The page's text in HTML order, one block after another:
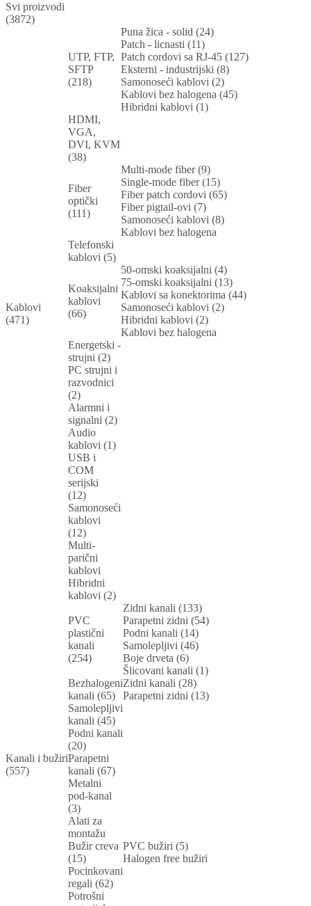
Svi proizvodi
(3872)
Kablovi
(471)
UTP, FTP,
SFTP
(218)
Puna žica - solid (24)
Patch - licnasti (11)
Patch cordovi sa RJ-45 (127)
Eksterni - industrijski (8)
Samonoseći kablovi (2)
Kablovi bez halogena (45)
Hibridni kablovi (1)
HDMI,
VGA,
DVI, KVM
(38)
Fiber
optički
(111)
Multi-mode fiber (9)
Single-mode fiber (15)
Fiber patch cordovi (65)
Fiber pigtail-ovi (7)
Samonoseći kablovi (8)
Kablovi bez halogena
Telefonski
kablovi (5)
Koaksijalni
kablovi
(66)
50-omski koaksijalni (4)
75-omski koaksijalni (13)
Kablovi sa konektorima (44)
Samonoseći kablovi (2)
Hibridni kablovi (2)
Kablovi bez halogena
Energetski -
strujni (2)
PC strujni i
razvodnici
(2)
Alarmni i
signalni (2)
Audio
kablovi (1)
USB i
COM
serijski
(12)
Samonoseći
kablovi
(12)
Multi-
parični
kablovi
Hibridni
kablovi (2)
Kanali i bužiri
(557)
PVC
plastični
kanali
(254)
Zidni kanali (133)
Parapetni zidni (54)
Podni kanali (14)
Samolepljivi (46)
Boje drveta (6)
Šlicovani kanali (1)
Bezhalogeni
kanali (65)
Zidni kanali (28)
Parapetni zidni (13)
Samolepljivi
kanali (45)
Podni kanali
(20)
Parapetni
kanali (67)
Metalni
pod-kanal
(3)
Alati za
montažu
Bužir creva
(15)
PVC bužiri (5)
Halogen free bužiri
Pocinkovani
regali (62)
Potrošni